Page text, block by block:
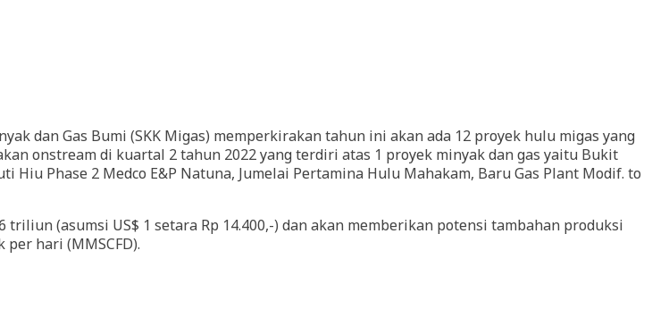
dan Gas Bumi (SKK Migas) memperkirakan tahun ini akan ada 12 proyek hulu migas yang
onstream di kuartal 2 tahun 2022 yang terdiri atas 1 proyek minyak dan gas yaitu Bukit
Phase 2 Medco E&P Natuna, Jumelai Pertamina Hulu Mahakam, Baru Gas Plant Modif. to
(asumsi US$ 1 setara Rp 14.400,-) dan akan memberikan potensi tambahan produksi
hari (MMSCFD).